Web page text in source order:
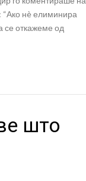
“Ако нè елиминира
се откажеме од
што